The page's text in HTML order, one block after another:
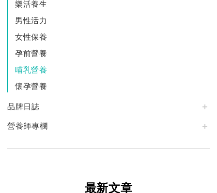
樂活養生
男性活力
女性保養
孕前營養
哺乳營養
懷孕營養
品牌日誌
營養師專欄
最新文章